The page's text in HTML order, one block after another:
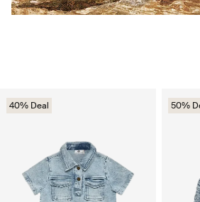
40% Deal 50%